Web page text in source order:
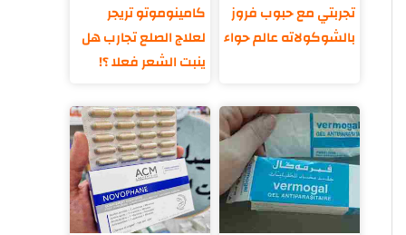
تجربتي مع حبوب فروز
بالشوكولاته عالم حواء
كامينوموتو تريجر
لعلاج الصلع تجارب هل
ينبت الشعر فعلا ؟!